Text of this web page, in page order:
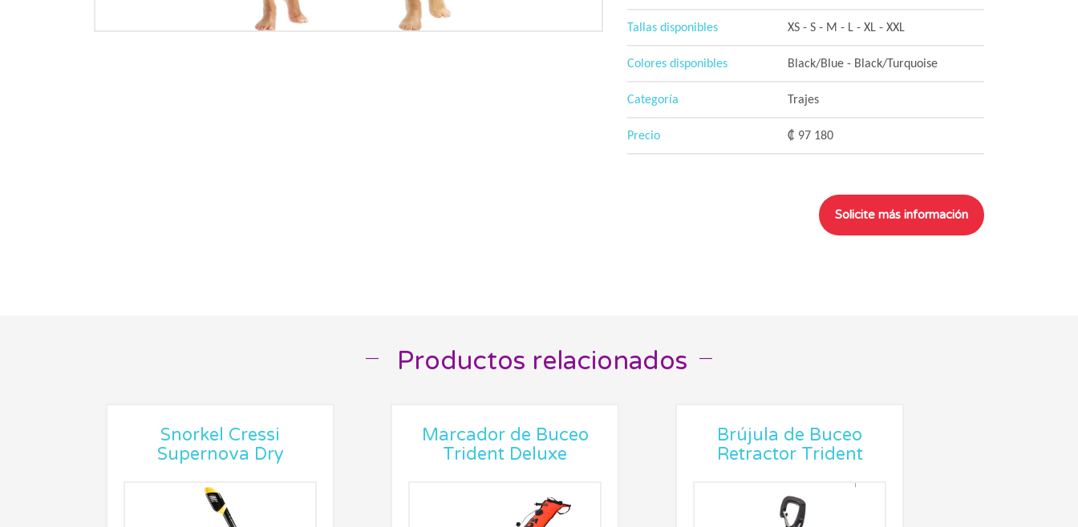
Tallas disponibles XS - S - M - L - XL - XXL
Colores disponibles Black/Blue - Black/Turquoise
Categoría Trajes
Precio ₡ 97 180
Productos relacionados
Snorkel Cressi
Supernova Dry
Marcador de Buceo
Trident Deluxe
Brújula de Buceo
Retractor Trident